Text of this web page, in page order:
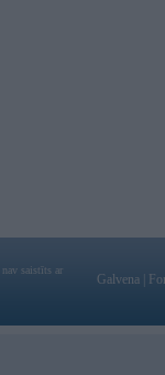
saistīts ar
Galvena